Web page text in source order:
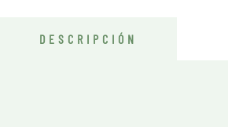
DESCRIPCIÓN